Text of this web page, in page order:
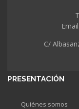
C/
PRESENTACIÓN
Quiénes somos